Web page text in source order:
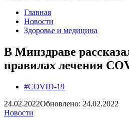
Главная
Новости
Здоровье и медицина
В Минздраве
правилах лечения
#COVID-19
24.02.2022Обновлено: 24.02.2022
Новости